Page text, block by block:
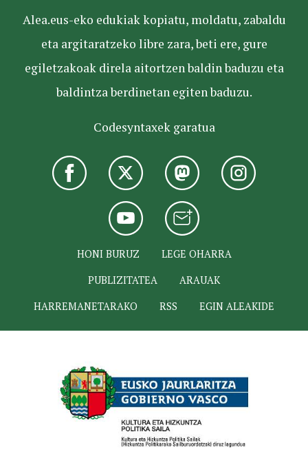
Alea.eus-eko edukiak kopiatu, moldatu, zabaldu
eta argitaratzeko libre zara, beti ere, gure
egiletzakoak direla aitortzen baldin baduzu eta
baldintza berdinetan egiten baduzu.
Codesyntaxek garatua
HONI BURUZ
LEGE OHARRA
PUBLIZITATEA
ARAUAK
HARREMANETARAKO
RSS EGIN ALEAKIDE